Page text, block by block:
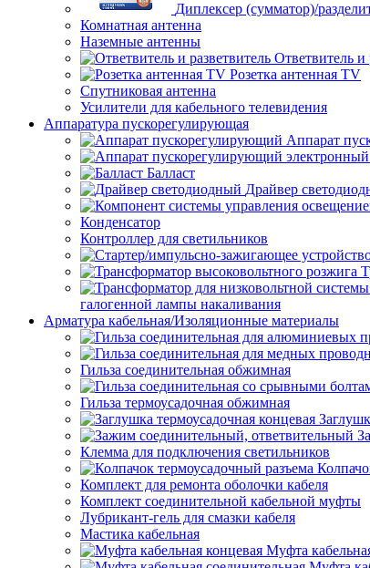
Диплексер (сумматор)/
Комнатная антенна
Наземные антенны
Ответвитель и
Розетка антенная TV
Спутниковая антенна
Усилители для кабельного телевидения
Аппаратура пускорегулирующая
Аппарат
Балласт
Драйвер
Конденсатор
Контроллер для светильников
галогенной лампы накаливания
Арматура кабельная/Изоляционные материалы
Гильза соединительная обжимная
Гильза термоусадочная обжимная
Клемма для подключения светильников
Комплект для ремонта оболочки кабеля
Комплект соединительной кабельной муфты
Лубрикант-гель для смазки кабеля
Мастика кабельная
Муфта